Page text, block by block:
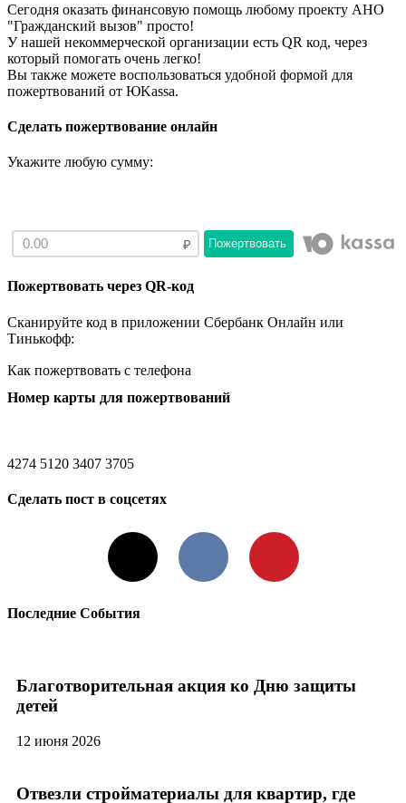
Сегодня оказать финансовую помощь любому проекту АНО
"Гражданский вызов" просто!
У нашей некоммерческой организации есть QR код, через
который помогать очень легко!
Вы также можете воспользоваться удобной формой для
пожертвований от ЮKassа.
Сделать пожертвование онлайн
Укажите любую сумму:
Пожертвовать
Пожертвовать через QR-код
Сканируйте код в приложении Сбербанк Онлайн или
Тинькофф:
Как пожертвовать с телефона
Номер карты для пожертвований
4274 5120 3407 3705
Сделать пост в соцсетях
VKontakte
Последние События
Благотворительная акция ко Дню защиты
детей
12 июня 2026
Отвезли стройматериалы для квартир, где